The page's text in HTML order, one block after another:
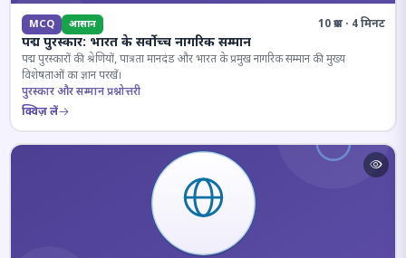
MCQ आसान 10 प्रश्न · 4 मिनट
पद्म पुरस्कार: भारत के सर्वोच्च नागरिक सम्मान
पद्म पुरस्कारों की श्रेणियों, पात्रता मानदंड और भारत के प्रमुख नागरिक सम्मान की मुख्य
विशेषताओं का ज्ञान परखें।
पुरस्कार और सम्मान प्रश्नोत्तरी
क्विज़ लें